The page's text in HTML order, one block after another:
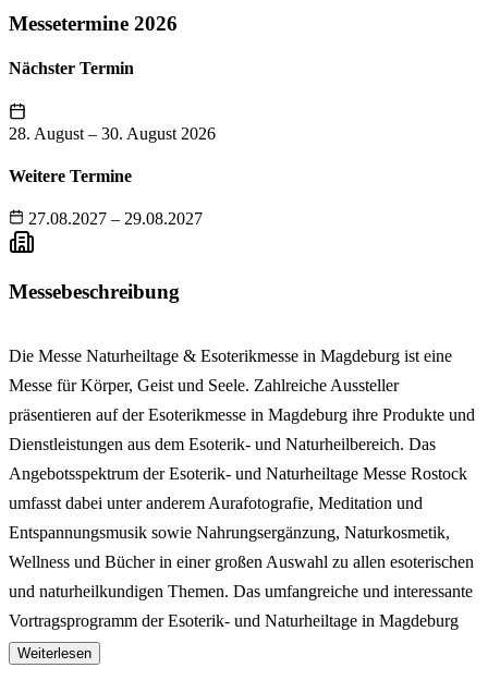
Messetermine 2026
Nächster Termin
28. August – 30. August 2026
Weitere Termine
27.08.2027 – 29.08.2027
Messebeschreibung
Die Messe Naturheiltage & Esoterikmesse in Magdeburg ist eine
Messe für Körper, Geist und Seele. Zahlreiche Aussteller
präsentieren auf der Esoterikmesse in Magdeburg ihre Produkte und
Dienstleistungen aus dem Esoterik- und Naturheilbereich. Das
Angebotsspektrum der Esoterik- und Naturheiltage Messe Rostock
umfasst dabei unter anderem Aurafotografie, Meditation und
Entspannungsmusik sowie Nahrungsergänzung, Naturkosmetik,
Wellness und Bücher in einer großen Auswahl zu allen esoterischen
und naturheilkundigen Themen. Das umfangreiche und interessante
Vortragsprogramm der Esoterik- und Naturheiltage in Magdeburg
bietet darüber hinaus Gelegenheit, sich über verschiedene Themen
Weiterlesen